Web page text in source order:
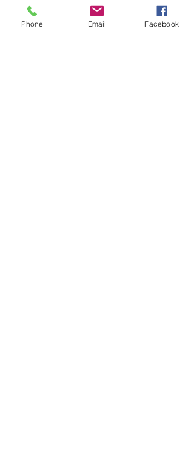
Phone Email Facebook